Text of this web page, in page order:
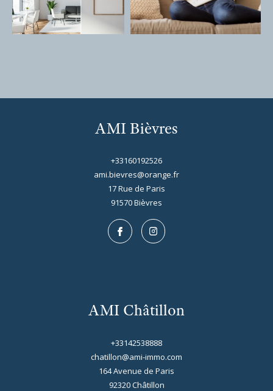
AMI Bièvres
+33160192526
ami.bievres@orange.fr
17 Rue de Paris
91570
bièvres
AMI Châtillon
+33142538888
chatillon@ami-immo.com
164 Avenue de Paris
92320 châtillon